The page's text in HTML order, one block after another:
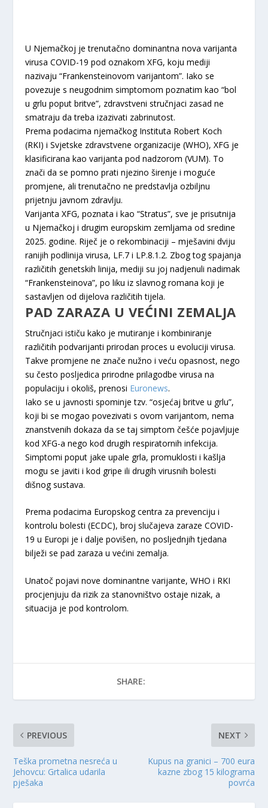
U Njemačkoj je trenutačno dominantna nova varijanta
virusa COVID-19 pod oznakom XFG, koju mediji
nazivaju “Frankensteinovom varijantom”. Iako se
povezuje s neugodnim simptomom poznatim kao “bol
u grlu poput britve”, zdravstveni stručnjaci zasad ne
smatraju da treba izazivati zabrinutost.
Prema podacima njemačkog Instituta Robert Koch
(RKI) i Svjetske zdravstvene organizacije (WHO), XFG je
klasificirana kao varijanta pod nadzorom (VUM). To
znači da se pomno prati njezino širenje i moguće
promjene, ali trenutačno ne predstavlja ozbiljnu
prijetnju javnom zdravlju.
Varijanta XFG, poznata i kao “Stratus”, sve je prisutnija
u Njemačkoj i drugim europskim zemljama od sredine
2025. godine. Riječ je o rekombinaciji – mješavini dviju
ranijih podlinija virusa, LF.7 i LP.8.1.2. Zbog tog spajanja
različitih genetskih linija, mediji su joj nadjenuli nadimak
“Frankensteinova”, po liku iz slavnog romana koji je
sastavljen od dijelova različitih tijela.
PAD ZARAZA U VEĆINI ZEMALJA
Stručnjaci ističu kako je mutiranje i kombiniranje
različitih podvarijanti prirodan proces u evoluciji virusa.
Takve promjene ne znače nužno i veću opasnost, nego
su često posljedica prirodne prilagodbe virusa na
populaciju i okoliš, prenosi Euronews.
Iako se u javnosti spominje tzv. “osjećaj britve u grlu”,
koji bi se mogao povezivati s ovom varijantom, nema
znanstvenih dokaza da se taj simptom češće pojavljuje
kod XFG-a nego kod drugih respiratornih infekcija.
Simptomi poput jake upale grla, promuklosti i kašlja
mogu se javiti i kod gripe ili drugih virusnih bolesti
dišnog sustava.
Prema podacima Europskog centra za prevenciju i
kontrolu bolesti (ECDC), broj slučajeva zaraze COVID-
19 u Europi je i dalje povišen, no posljednjih tjedana
bilježi se pad zaraza u većini zemalja.
Unatoč pojavi nove dominantne varijante, WHO i RKI
procjenjuju da rizik za stanovništvo ostaje nizak, a
situacija je pod kontrolom.
SHARE:
PREVIOUS
Teška prometna nesreća u
Jehovcu: Grtalica udarila
pješaka
NEXT
Kupus na granici – 700 eura
kazne zbog 15 kilograma
povrća